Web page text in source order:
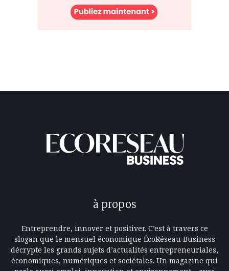
à propos
Entreprendre, innover et positiver. C’est à travers ce
slogan que le mensuel économique ÉcoRéseau Business
décrypte les grands sujets d’actualités entrepreneuriales,
économiques, numériques et sociétales. Un magazine qui